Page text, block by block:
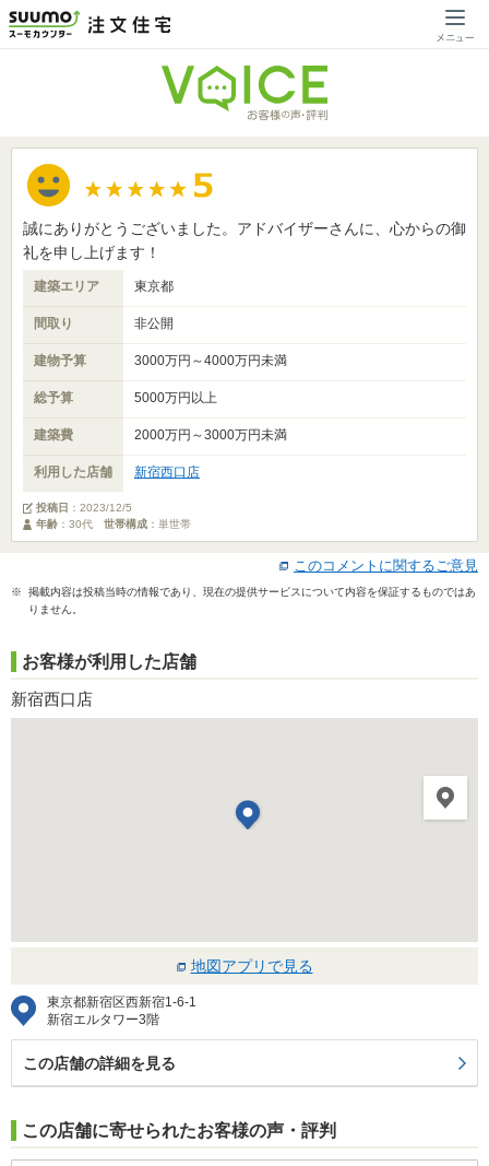
誠にありがとうございました。アドバイザーさんに、心からの御
礼を申し上げます！
建築エリア 東京都
間取り 非公開
建物予算 3000万円～4000万円未満
総予算 5000万円以上
建築費 2000万円～3000万円未満
利用した店舗 新宿西口店
投稿日 ： 2023/12/5
年齢 ：30代 世帯構成 ：単世帯
このコメントに関するご意見
※ 掲載内容は投稿当時の情報であり、現在の提供サービスについて内容を保証するものではあ
りません。
お客様が利用した店舗
新宿西口店
地図アプリで見る
東京都新宿区西新宿1-6-1
新宿エルタワー3階
この店舗の詳細を見る
この店舗に寄せられたお客様の声・評判